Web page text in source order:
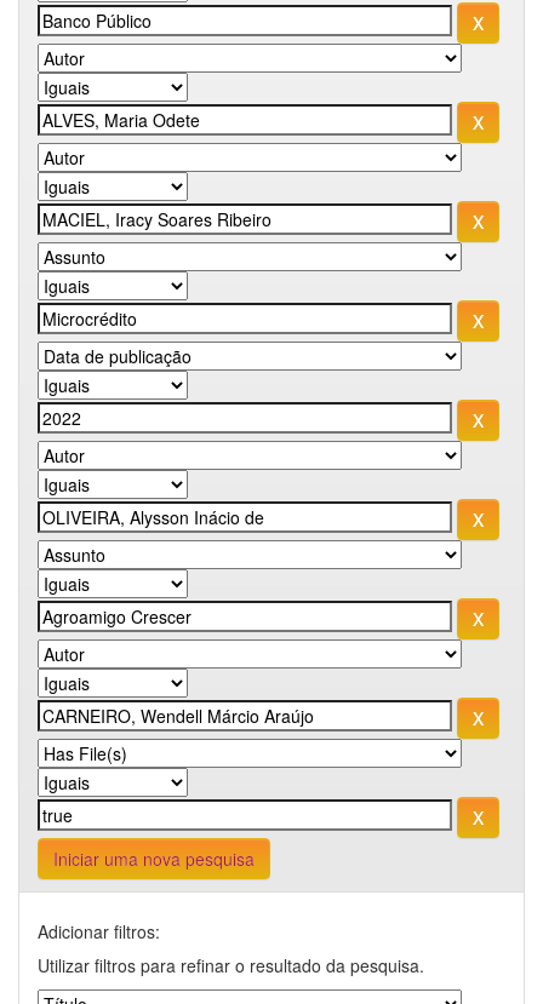
Iniciar uma nova pesquisa
Adicionar filtros:
Utilizar filtros para refinar o resultado da pesquisa.